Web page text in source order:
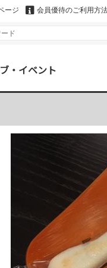
ージ 会員優待のご利用方
・イベント